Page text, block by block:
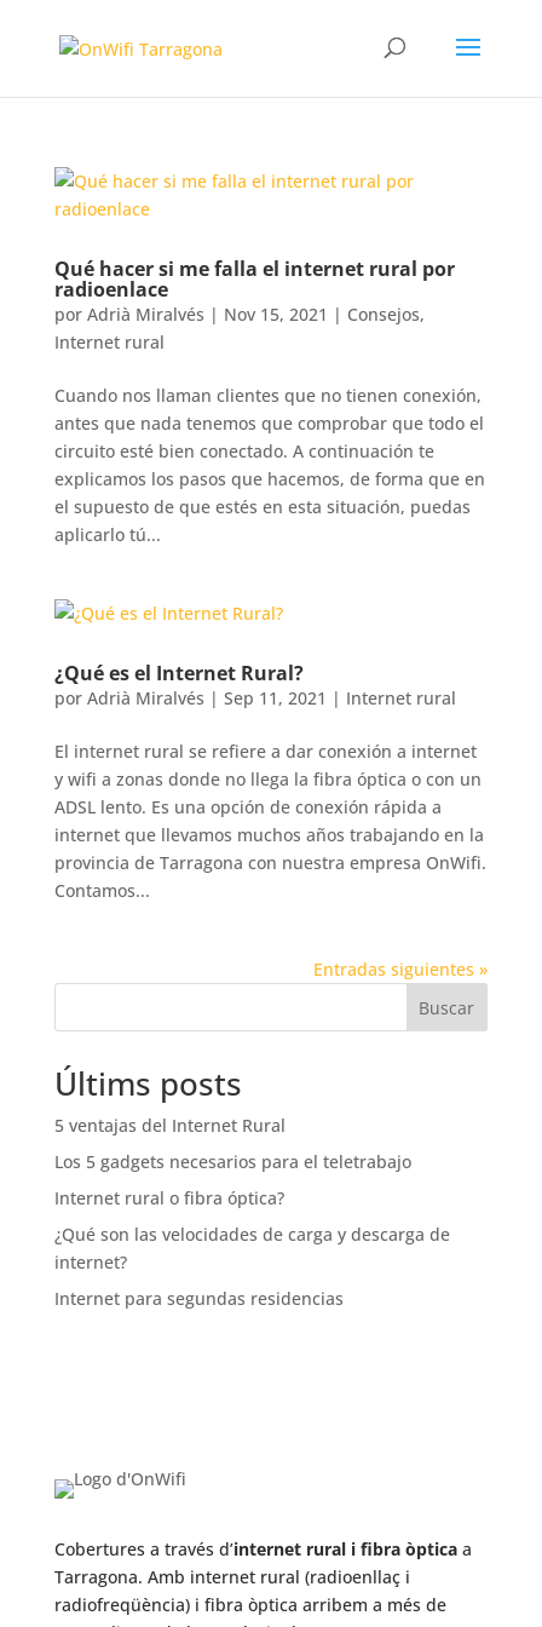
Qué hacer si me falla el internet rural por
radioenlace
por Adrià Miralvés | Nov 15, 2021 | Consejos,
Internet rural
Cuando nos llaman clientes que no tienen conexión,
antes que nada tenemos que comprobar que todo el
circuito esté bien conectado. A continuación te
explicamos los pasos que hacemos, de forma que en
el supuesto de que estés en esta situación, puedas
aplicarlo tú...
¿Qué es el Internet Rural?
por Adrià Miralvés | Sep 11, 2021 | Internet rural
El internet rural se refiere a dar conexión a internet
y wifi a zonas donde no llega la fibra óptica o con un
ADSL lento. Es una opción de conexión rápida a
internet que llevamos muchos años trabajando en la
provincia de Tarragona con nuestra empresa OnWifi.
Contamos...
Entradas siguientes »
Buscar
Últims posts
5 ventajas del Internet Rural
Los 5 gadgets necesarios para el teletrabajo
Internet rural o fibra óptica?
¿Qué son las velocidades de carga y descarga de
internet?
Internet para segundas residencias
Cobertures a través d’internet rural i fibra òpticaa
Tarragona. Amb internet rural (radioenllaç i
radiofreqüència) i fibra òptica arribem a més de